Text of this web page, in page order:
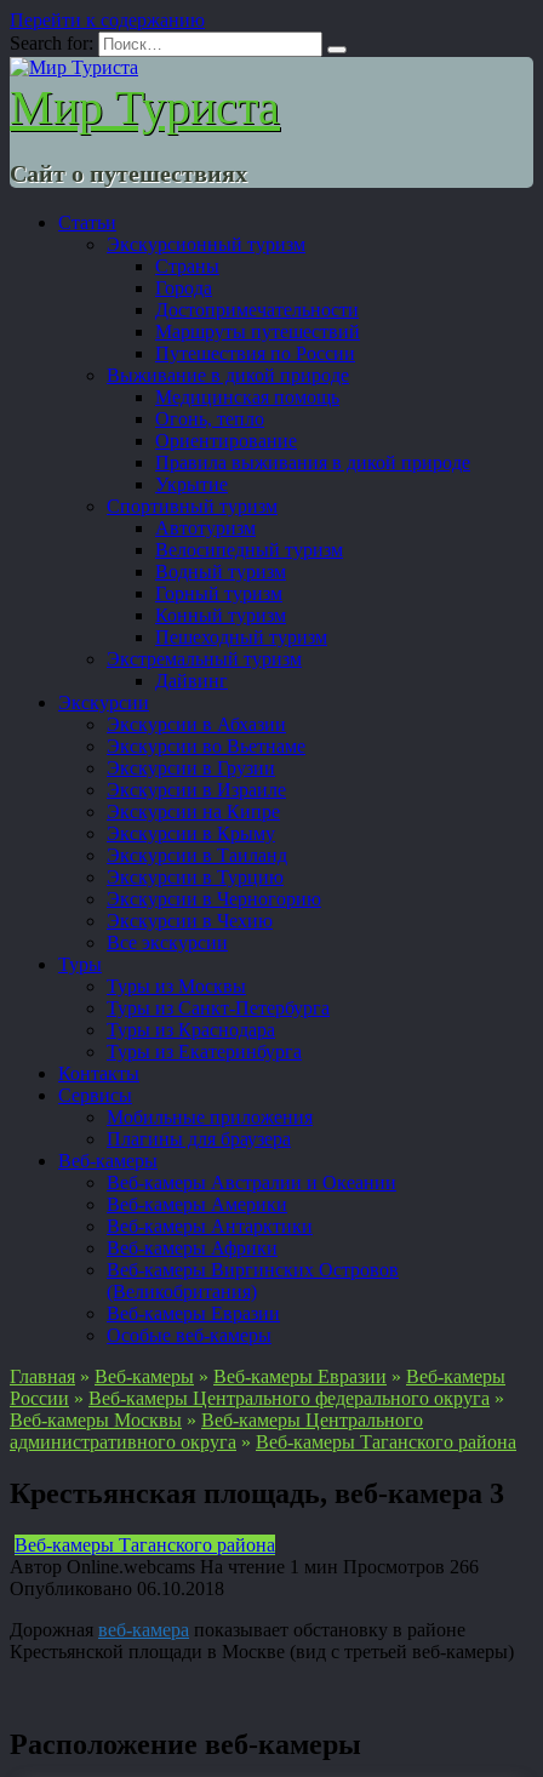
Перейти к содержанию
Search for:
Мир Туриста
Сайт о путешествиях
Статьи
Экскурсионный туризм
Страны
Города
Достопримечательности
Маршруты путешествий
Путешествия по России
Выживание в дикой природе
Медицинская помощь
Огонь, тепло
Ориентирование
Правила выживания в дикой природе
Укрытие
Спортивный туризм
Автотуризм
Велосипедный туризм
Водный туризм
Горный туризм
Конный туризм
Пешеходный туризм
Экстремальный туризм
Дайвинг
Экскурсии
Экскурсии в Абхазии
Экскурсии во Вьетнаме
Экскурсии в Грузии
Экскурсии в Израиле
Экскурсии на Кипре
Экскурсии в Крыму
Экскурсии в Таиланд
Экскурсии в Турцию
Экскурсии в Черногорию
Экскурсии в Чехию
Все экскурсии
Туры
Туры из Москвы
Туры из Санкт-Петербурга
Туры из Краснодара
Туры из Екатеринбурга
Контакты
Сервисы
Мобильные приложения
Плагины для браузера
Веб-камеры
Веб-камеры Австралии и Океании
Веб-камеры Америки
Веб-камеры Антарктики
Веб-камеры Африки
Веб-камеры Виргинских Островов
(Великобритания)
Веб-камеры Евразии
Особые веб-камеры
Главная » Веб-камеры » Веб-камеры Евразии » Веб-камеры
России » Веб-камеры Центрального федерального округа »
Веб-камеры Москвы » Веб-камеры Центрального
административного округа » Веб-камеры Таганского района
Крестьянская площадь, веб-камера 3
Веб-камеры Таганского района
Автор Online.webcams На чтение 1 мин Просмотров 266
Опубликовано 06.10.2018
Дорожная веб-камера показывает обстановку в районе
Крестьянской площади в Москве (вид с третьей веб-камеры)
Расположение веб-камеры